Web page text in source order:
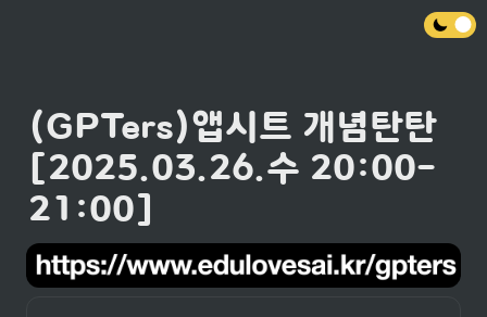
(GPTers)앱시트 개념탄탄
[2025.03.26.수 20:00-
21:00]